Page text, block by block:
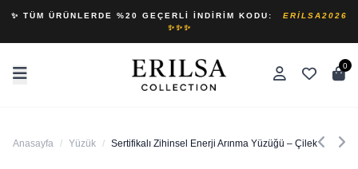
✨ TÜM ÜRÜNLERDE %20 GEÇERLI İNDIRIM KODU:
ERILSA2026
✨✨✨
0
Anasayfa / Yüzük / Sertifikalı Zihinsel Enerji Arınma Yüzüğü – Çilek Kuvars